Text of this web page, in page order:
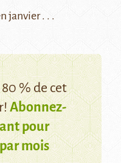
janvier . . .
% de cet
Abonnez-
pour
mois